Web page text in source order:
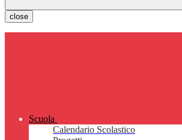
close
Scuola
Calendario Scolastico